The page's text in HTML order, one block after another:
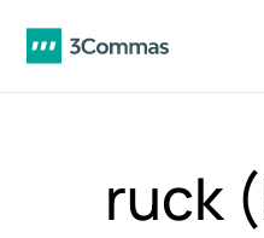
ruck